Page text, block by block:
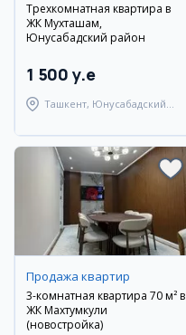
Трехкомнатная квартира в
ЖК Мухташам,
Юнусабадский район
1 500 y.e
Ташкент, Юнусабадский
Продажа квартир
3-комнатная квартира 70 м² в
ЖК Махтумкули
(новостройка)